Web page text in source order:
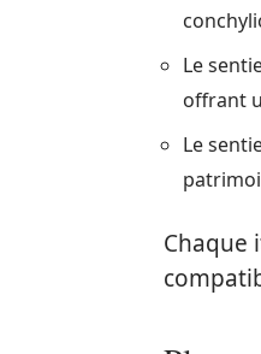
Le
offrant
Le
Chaque